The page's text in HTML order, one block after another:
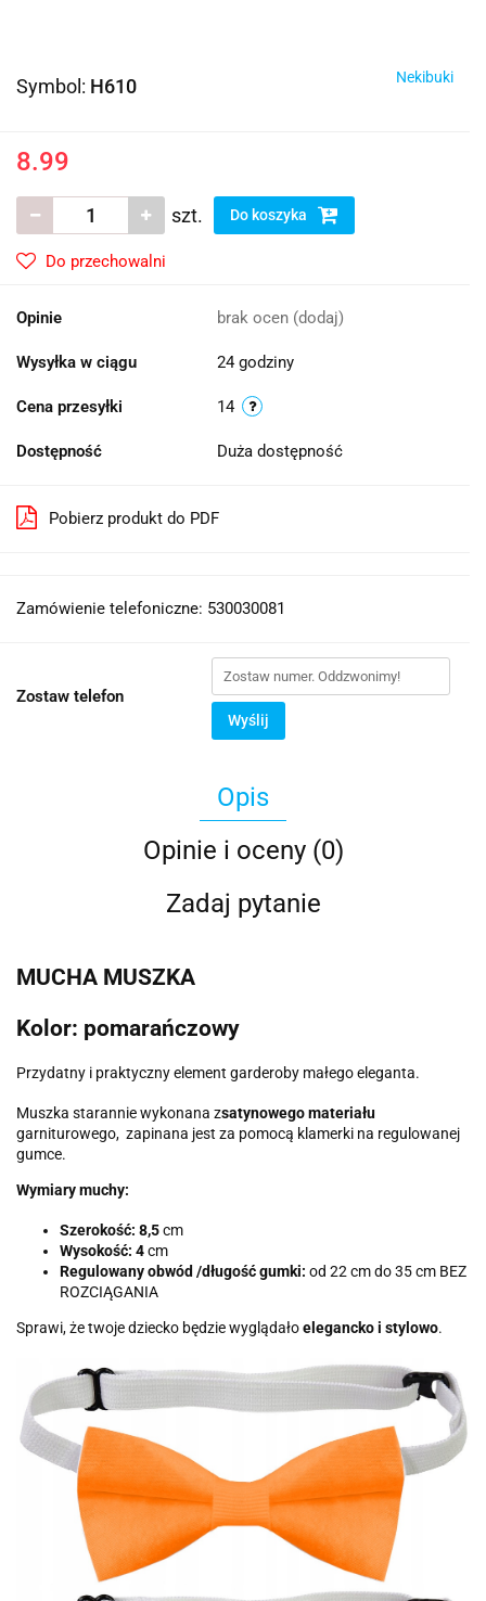
Symbol: H610 Nekibuki
8.99
szt. Do koszyka
Do przechowalni
Opinie brak ocen (dodaj)
Wysyłka w ciągu 24 godziny
Cena przesyłki 14
Dostępność Duża dostępność
Pobierz produkt do PDF
Zamówienie telefoniczne: 530030081
Zostaw telefon
Wyślij
Opis
Opinie i oceny (0)
Zadaj pytanie
MUCHA MUSZKA
Kolor: pomarańczowy
Przydatny i praktyczny element garderoby małego eleganta.
Muszka starannie wykonana zsatynowego materiału
garniturowego, zapinana jest za pomocą klamerki na regulowanej
gumce.
Wymiary muchy:
Szerokość: 8,5cm
Wysokość: 4cm
Regulowany obwód /długość gumki: od 22 cm do 35 cm BEZ
ROZCIĄGANIA
Sprawi, że twoje dziecko będzie wyglądałoelegancko i stylowo.